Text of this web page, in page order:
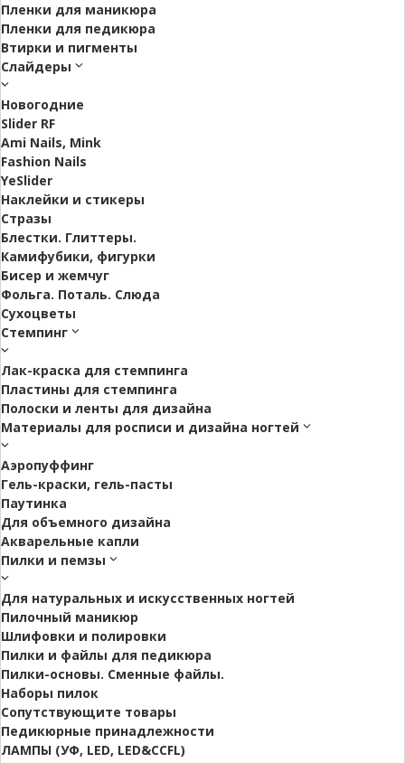
Пленки для маникюра
Пленки для педикюра
Втирки и пигменты
Слайдеры
Новогодние
Slider RF
Ami Nails, Mink
Fashion Nails
YeSlider
Наклейки и стикеры
Стразы
Блестки. Глиттеры.
Камифубики, фигурки
Бисер и жемчуг
Фольга. Поталь. Слюда
Сухоцветы
Стемпинг
Лак-краска для стемпинга
Пластины для стемпинга
Полоски и ленты для дизайна
Материалы для росписи и дизайна ногтей
Аэропуффинг
Гель-краски, гель-пасты
Паутинка
Для объемного дизайна
Акварельные капли
Пилки и пемзы
Для натуральных и искусственных ногтей
Пилочный маникюр
Шлифовки и полировки
Пилки и файлы для педикюра
Пилки-основы. Сменные файлы.
Наборы пилок
Сопутствующите товары
Педикюрные принадлежности
ЛАМПЫ (УФ, LED, LED&CCFL)